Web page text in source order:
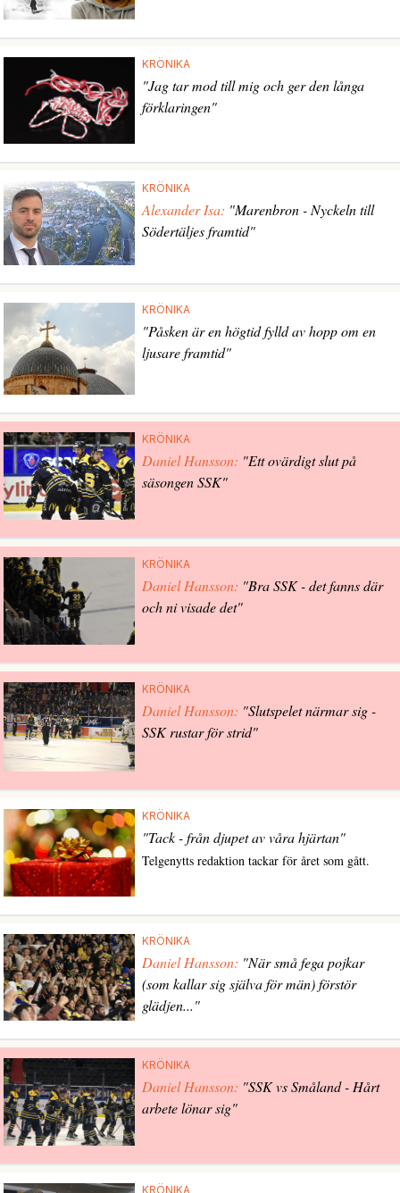
KRÖNIKA
"Jag tar mod till mig och ger den långa
förklaringen"
KRÖNIKA
Alexander Isa: "Marenbron - Nyckeln till
Södertäljes framtid"
KRÖNIKA
"Påsken är en högtid fylld av hopp om en
ljusare framtid"
KRÖNIKA
Daniel Hansson: "Ett ovärdigt slut på
säsongen SSK"
KRÖNIKA
Daniel Hansson: "Bra SSK - det fanns där
och ni visade det"
KRÖNIKA
Daniel Hansson: "Slutspelet närmar sig -
SSK rustar för strid"
KRÖNIKA
"Tack - från djupet av våra hjärtan"
Telgenytts redaktion tackar för året som gått.
KRÖNIKA
Daniel Hansson: "När små fega pojkar
(som kallar sig själva för män) förstör
glädjen..."
KRÖNIKA
Daniel Hansson: "SSK vs Småland - Hårt
arbete lönar sig"
KRÖNIKA